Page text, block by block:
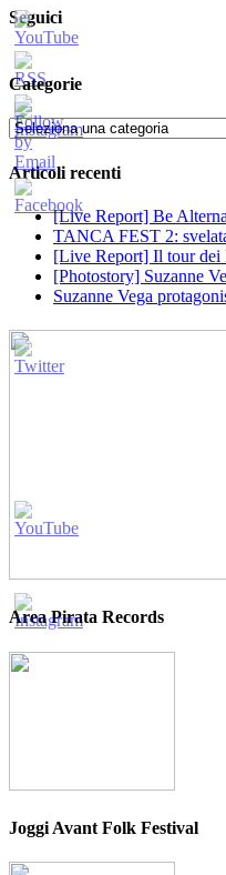
Seguici
Categorie
Categorie
Articoli recenti
[Live Report] Be
TANCA FEST 2:
[Live Report] Il tour dei
[Photostory] Suzanne
Suzanne Vega
Area Pirata Records
Joggi Avant Folk Festival